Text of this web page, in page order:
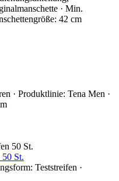
· Min.
42 cm
· Produktlinie: Tena Men ·
St.
Teststreifen ·